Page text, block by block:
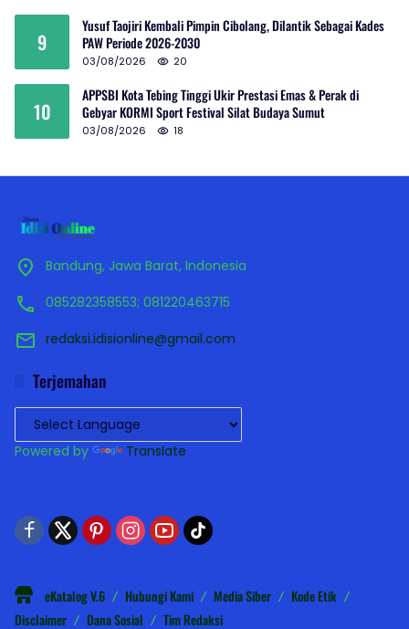
9
Yusuf Taojiri Kembali Pimpin Cibolang, Dilantik Sebagai Kades
PAW Periode 2026-2030
03/08/2026 20
10
APPSBI Kota Tebing Tinggi Ukir Prestasi Emas & Perak di
Gebyar KORMI Sport Festival Silat Budaya Sumut
03/08/2026 18
Bandung, Jawa Barat, Indonesia
085282358553; 081220463715
redaksi.idisionline@gmail.com
Terjemahan
Powered by Translate
eKatalog V.6 Hubungi Kami Media Siber
Kode Etik
Disclaimer
Dana Sosial Tim Redaksi